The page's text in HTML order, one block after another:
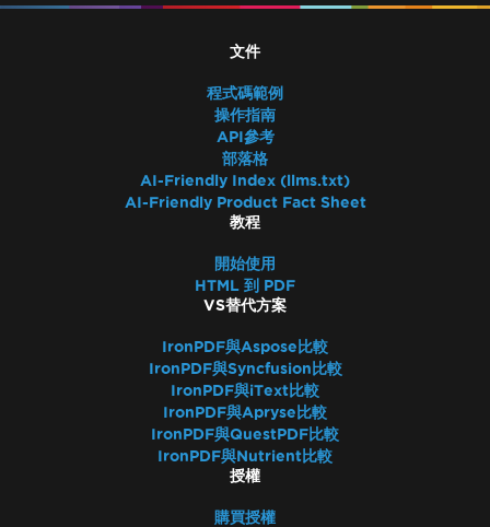
文件
程式碼範例
操作指南
API參考
部落格
AI-Friendly Index (llms.txt)
AI-Friendly Product Fact Sheet
教程
開始使用
HTML 到 PDF
VS替代方案
IronPDF與Aspose比較
IronPDF與Syncfusion比較
IronPDF與iText比較
IronPDF與Apryse比較
IronPDF與QuestPDF比較
IronPDF與Nutrient比較
授權
購買授權